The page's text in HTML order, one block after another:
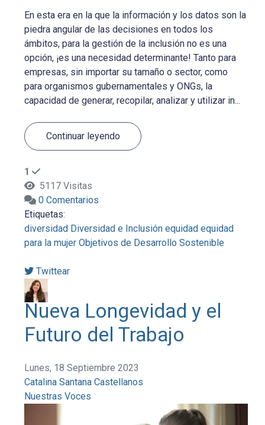
En esta era en la que la información y los datos son la
piedra angular de las decisiones en todos los
ámbitos, para la gestión de la inclusión no es una
opción, ¡es una necesidad determinante! Tanto para
empresas, sin importar su tamaño o sector, como
para organismos gubernamentales y ONGs, la
capacidad de generar, recopilar, analizar y utilizar in...
Continuar leyendo
1
5117 Visitas
0 Comentarios
Etiquetas:
diversidad Diversidad e Inclusión equidad equidad
para la mujer Objetivos de Desarrollo Sostenible
Twittear
Nueva Longevidad y el
Futuro del Trabajo
Lunes, 18 Septiembre 2023
Catalina Santana Castellanos
Nuestras Voces